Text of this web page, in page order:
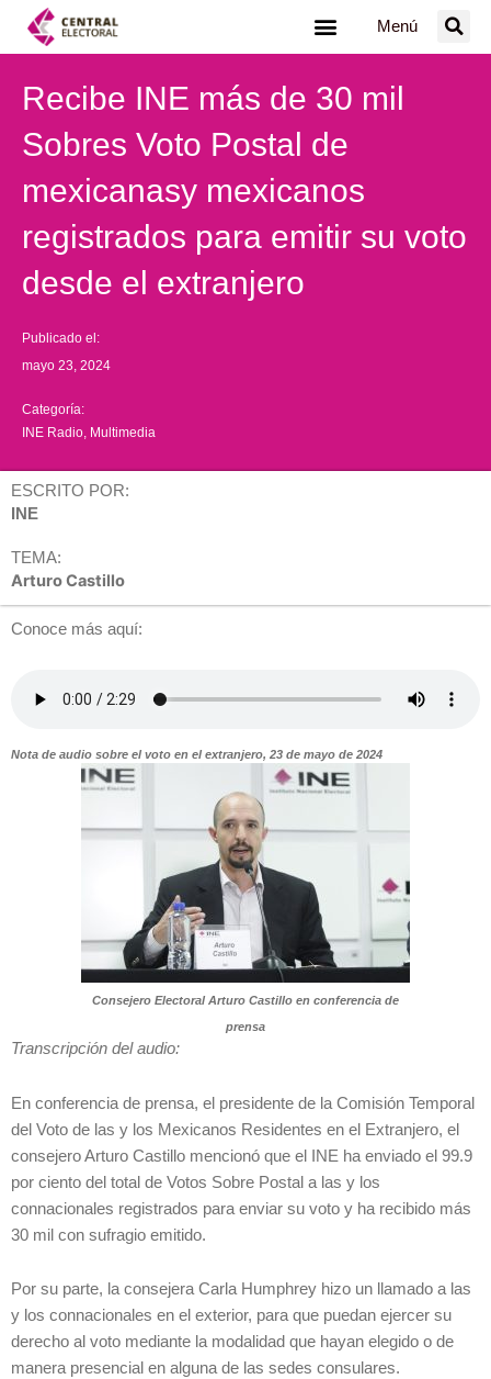
Menú
Recibe INE más de 30 mil
Sobres Voto Postal de
mexicanasy mexicanos
registrados para emitir su voto
desde el extranjero
Publicado el:
mayo 23, 2024
Categoría:
INE Radio Multimedia
ESCRITO POR:
INE
TEMA:
Arturo Castillo
Conoce más aquí:
Nota de audio sobre el voto en el extranjero, 23 de mayo de 2024
Consejero Electoral Arturo Castillo en conferencia de
prensa
Transcripción del audio:
En conferencia de prensa, el presidente de la Comisión Temporal
del Voto de las y los Mexicanos Residentes en el Extranjero, el
consejero Arturo Castillo mencionó que el INE ha enviado el 99.9
por ciento del total de Votos Sobre Postal a las y los
connacionales registrados para enviar su voto y ha recibido más
30 mil con sufragio emitido.
Por su parte, la consejera Carla Humphrey hizo un llamado a las
y los connacionales en el exterior, para que puedan ejercer su
derecho al voto mediante la modalidad que hayan elegido o de
manera presencial en alguna de las sedes consulares.